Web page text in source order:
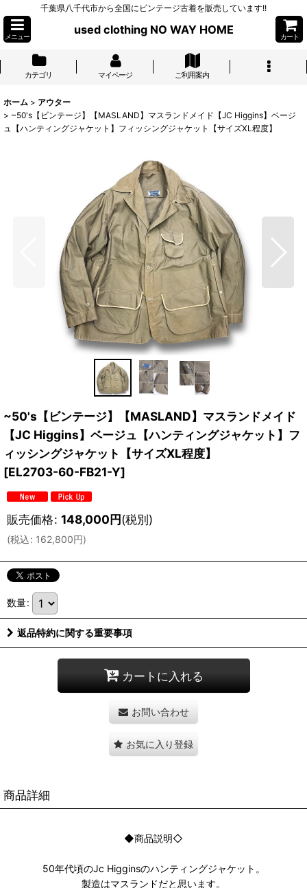
千葉県八千代市から全国にビンテージ古着を販売しています!!
メニュー
used clothing NO WAY HOME
カート
カテゴリ マイページ ご利用案内
ホーム > アウター
> ~50's【ビンテージ】【MASLAND】マスランドメイド【JC Higgins】ベージ
ュ【ハンティングジャケット】フィッシングジャケット【サイズXL程度】
~50's【ビンテージ】【MASLAND】マスランドメイド
【JC Higgins】ベージュ【ハンティングジャケット】フ
ィッシングジャケット【サイズXL程度】
[EL2703-60-FB21-Y]
販売価格: 148,000円(税別)
(税込: 162,800円)
数量:
返品特約に関する重要事項
カートに入れる
お問い合わせ
お気に入り登録
商品詳細
◆商品説明◇
50年代頃のJc Higginsのハンティングジャケット。
製造はマスランドだと思います。